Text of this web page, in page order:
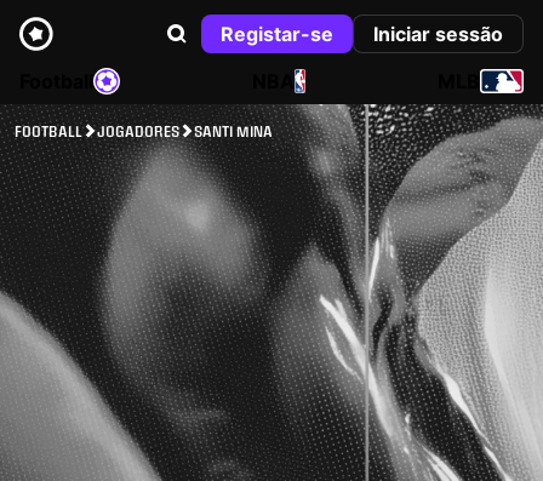
Registar-se
Iniciar sessão
NBA
FOOTBALL JOGADORES SANTI MINA